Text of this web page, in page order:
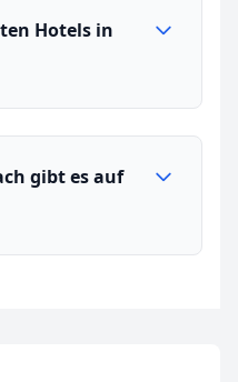
Hotels in
gibt es auf